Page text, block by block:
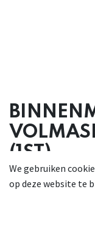
(1ST)
Brand:
Login of
We gebruiken
op deze website te